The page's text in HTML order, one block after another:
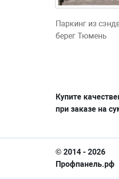
Паркинг из
берег Тюмень
Купите
при заказе на
© 2014 - 2026
Профпанель.рф